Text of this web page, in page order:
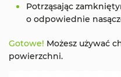
Potrząsając
o odpowiednie
Gotowe! Możesz używać
powierzchni.